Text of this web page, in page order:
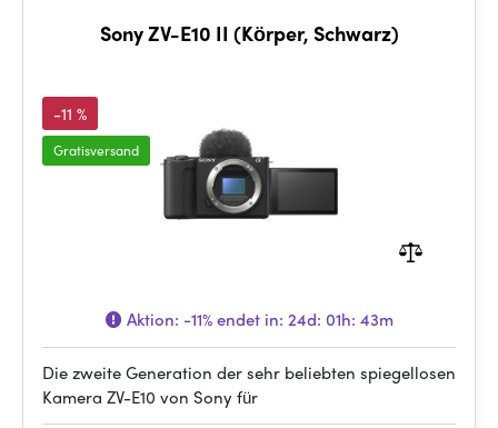
Sony ZV-E10 II (Körper, Schwarz)
-11 %
Gratisversand
Aktion: -11%endet in: 24d: 01h: 43m
Die zweite Generation der sehr beliebten spiegellosen
Kamera ZV-E10 von Sony für